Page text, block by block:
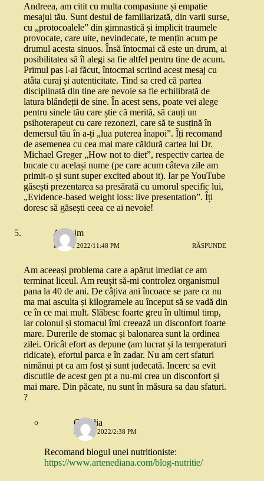
Andreea, am citit cu multa compasiune și empatie
mesajul tău. Sunt destul de familiarizată, din varii surse,
cu „protocoalele” din gimnastică și implicit traumele
provocate, care uite, nevindecate, te mențin acum pe
drumul acesta sinuos. Însă întocmai că este un drum, ai
posibilitatea să îl alegi sa fie altfel pentru tine de acum.
Primul pas l-ai făcut, întocmai scriind acest mesaj cu
atâta curaj și autenticitate. Tind sa cred că partea
disciplinată din tine are nevoie sa fie echilibrată de
latura blândeții de sine. În acest sens, poate vei alege
pentru sinele tău care știe că merită, să cauți un
psihoterapeut cu care rezonezi, care să te susțină în
demersul tău în a-ți „lua puterea înapoi”. Îți recomand
de asemenea cu cea mai mare căldură cartea lui Dr.
Michael Greger „How not to diet”, respectiv cartea de
bucate cu același nume (pe care acum câteva zile am
primit-o și sunt super excited about it). Iar pe YouTube
găsești prezentarea sa presărată cu umorul specific lui,
„Evidence-based weight loss: live presentation”. Îți
doresc să găsești ceea ce ai nevoie!
Anonim
12 MAI 2022/11:48 PM RĂSPUNDE
Am aceeași problema care a apărut imediat ce am
terminat liceul. Am reușit să-mi controlez organismul
pana la 40 de ani. De câțiva ani încoace se pare ca nu
ma mai asculta și kilogramele au început să se vadă din
ce în ce mai mult. Slăbesc foarte greu în ultimul timp,
iar colonul și stomacul îmi creează un disconfort foarte
mare. Durerile de stomac și balonarea sunt la ordinea
zilei. Oricât efort as depune (am lucrat și la temperaturi
ridicate), efortul parca e în zadar. Nu am cert sfaturi
nimănui pt ca am fost și sunt judecată. Incerc sa evit
discutile de acest gen pt a nu-mi crea un disconfort și
mai mare. Din păcate, nu sunt în măsura sa dau sfaturi.
?
Claudia
16 MAI 2022/2:38 PM
Recomand blogul unei nutritioniste:
https://www.artenediana.com/blog-nutritie/